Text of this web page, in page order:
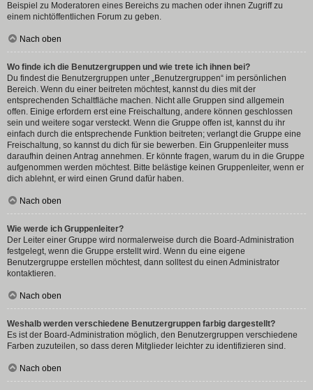
Beispiel zu Moderatoren eines Bereichs zu machen oder ihnen Zugriff zu
einem nichtöffentlichen Forum zu geben.
Nach oben
Wo finde ich die Benutzergruppen und wie trete ich ihnen bei?
Du findest die Benutzergruppen unter „Benutzergruppen“ im persönlichen
Bereich. Wenn du einer beitreten möchtest, kannst du dies mit der
entsprechenden Schaltfläche machen. Nicht alle Gruppen sind allgemein
offen. Einige erfordern erst eine Freischaltung, andere können geschlossen
sein und weitere sogar versteckt. Wenn die Gruppe offen ist, kannst du ihr
einfach durch die entsprechende Funktion beitreten; verlangt die Gruppe eine
Freischaltung, so kannst du dich für sie bewerben. Ein Gruppenleiter muss
daraufhin deinen Antrag annehmen. Er könnte fragen, warum du in die Gruppe
aufgenommen werden möchtest. Bitte belästige keinen Gruppenleiter, wenn er
dich ablehnt, er wird einen Grund dafür haben.
Nach oben
Wie werde ich Gruppenleiter?
Der Leiter einer Gruppe wird normalerweise durch die Board-Administration
festgelegt, wenn die Gruppe erstellt wird. Wenn du eine eigene
Benutzergruppe erstellen möchtest, dann solltest du einen Administrator
kontaktieren.
Nach oben
Weshalb werden verschiedene Benutzergruppen farbig dargestellt?
Es ist der Board-Administration möglich, den Benutzergruppen verschiedene
Farben zuzuteilen, so dass deren Mitglieder leichter zu identifizieren sind.
Nach oben